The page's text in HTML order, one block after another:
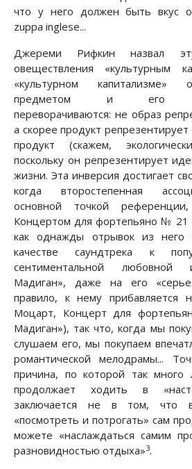
что у него должен быть вкус
zuppa inglese...
Джереми Рифкин назвал
овеществления «культурным
«культурном капитализме»
предметом и его
переворачиваются: не образ
а скорее продукт репрезентирует
продукт (скажем,
поскольку он репрезентирует
жизни. Эта инверсия достигает
когда второстепенная
основной точкой
Концертом для фортепьяно № 21
как однажды отрывок из него
качестве саундтрека к
сентиментальной любовной
Мадиган», даже на его
правило, к нему прибавляется
Моцарт, Концерт для
Мадиган»), так что, когда мы
слушаем его, мы покупаем
романтической мелодрамы...
причина, по которой так
продолжает ходить в
заключается не в том,
«посмотреть и потрогать» сам
можете «наслаждаться самим
разновидностью отдыха»3.